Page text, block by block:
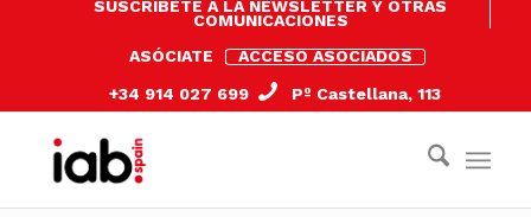
SUSCRÍBETE A LA NEWSLETTER Y OTRAS
COMUNICACIONES
ASÓCIATE
ACCESO ASOCIADOS
+34 914 027 699
Pº Castellana, 113